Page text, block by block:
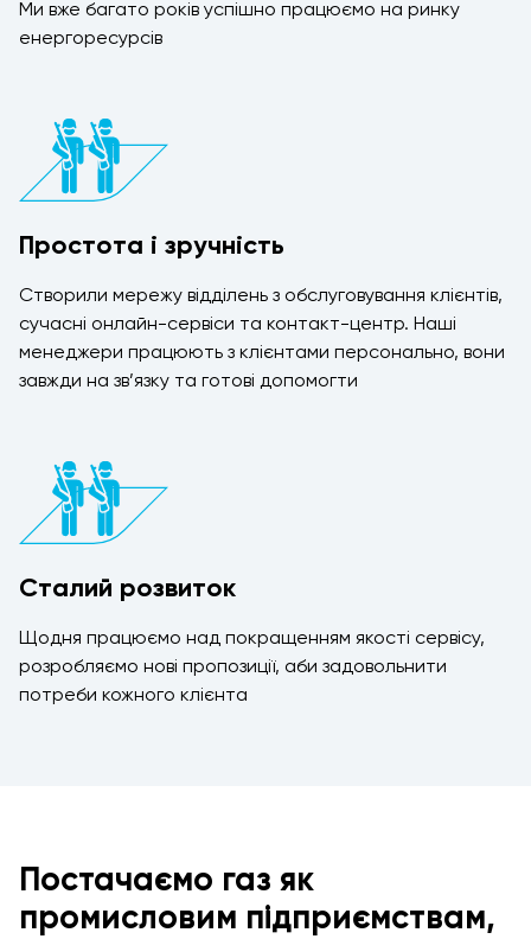
Ми вже багато років успішно працюємо на ринку
енергоресурсів
Простота і зручність
Створили мережу відділень з обслуговування клієнтів,
сучасні онлайн-сервіси та контакт-центр. Наші
менеджери працюють з клієнтами персонально, вони
завжди на зв’язку та готові допомогти
Сталий розвиток
Щодня працюємо над покращенням якості сервісу,
розробляємо нові пропозиції, аби задовольнити
потреби кожного клієнта
Постачаємо газ як
промисловим підприємствам,